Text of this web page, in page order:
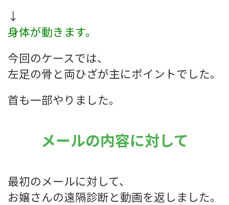
↓
身体が動きます。
今回のケースでは、
左足の骨と両ひざが主にポイントでした。
首も一部やりました。
メールの内容に対して
最初のメールに対して、
お嬢さんの遠隔診断と動画を返しました。